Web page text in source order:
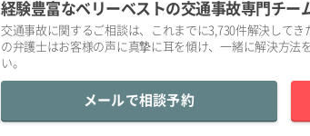
経験豊富なベリーベストの交通事故専門チー
交通事故に関するご相談は、これまでに3,730件解決して
の弁護士はお客様の声に真摯に耳を傾け、一緒に解決方法
い。
メールで相談予約